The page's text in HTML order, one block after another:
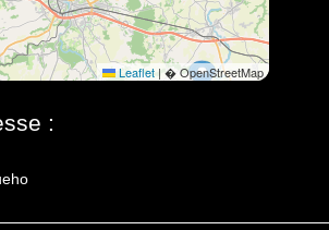
Leaflet | � OpenStreetMap
: